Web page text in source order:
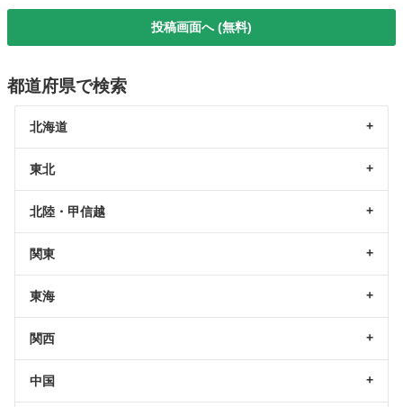
投稿画面へ (無料)
都道府県で検索
北海道
東北
北陸・甲信越
関東
東海
関西
中国